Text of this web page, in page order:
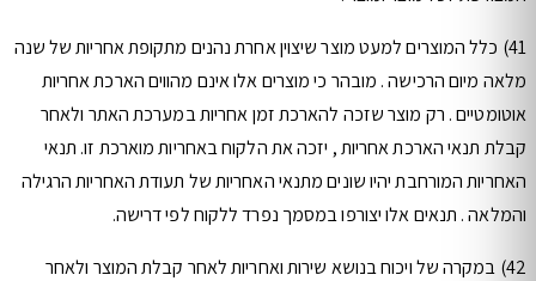
41) כלל המוצרים למעט מוצר שיצוין אחרת נהנים מתקופת אחריות של שנה
מלאה מיום הרכישה . מובהר כי מוצרים אלו אינם מהווים הארכת אחריות
אוטומטיים . רק מוצר שזכה להארכת זמן אחריות במערכת האתר ולאחר
קבלת תנאי הארכת אחריות , יזכה את הלקוח באחריות מוארכת זו. תנאי
האחריות המורחבת יהיו שונים מתנאי האחריות של תעודת האחריות הרגילה
והמלאה . תנאים אלו יצורפו במסמך נפרד ללקוח לפי דרישה.
42) במקרה של ויכוח בנושא שירות ואחריות לאחר קבלת המוצר ולאחר